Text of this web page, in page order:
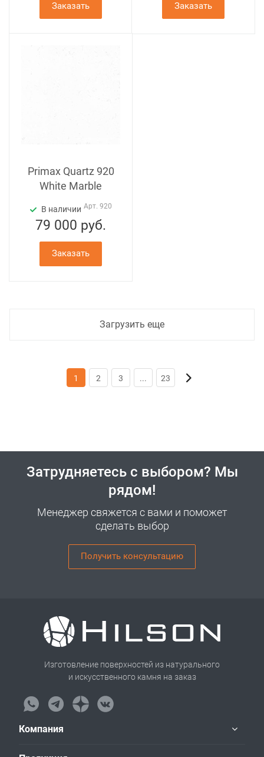
Заказать Заказать
Primax Quartz 920
White Marble
В наличии Арт. 920
79 000 руб.
Заказать
Загрузить еще
1 2 3 ... 23
Затрудняетесь с выбором? Мы
рядом!
Менеджер свяжется с вами и поможет
сделать выбор
Получить консультацию
Изготовление поверхностей из натурального
и искусственного камня на заказ
Компания